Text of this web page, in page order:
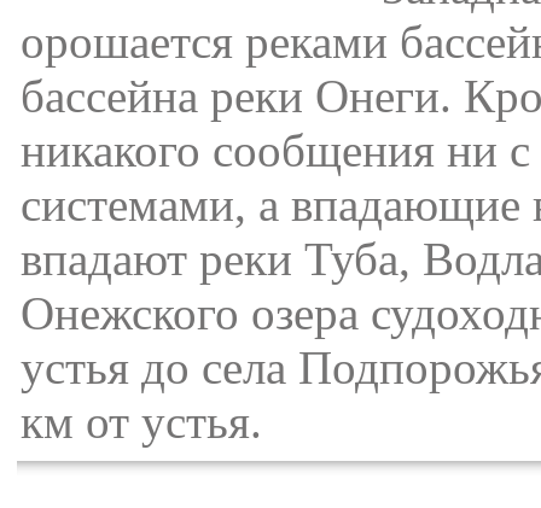
орошается реками
бассейна реки Онеги.
никакого сообщения ни
системами, а впадающие
впадают реки Туба,
Онежского озера
устья до села
км от устья.